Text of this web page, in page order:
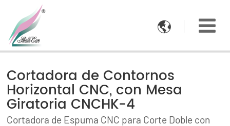

Cortadora de Contornos
Horizontal CNC, con Mesa
Giratoria CNCHK-4
Cortadora de Espuma CNC para Corte Doble con